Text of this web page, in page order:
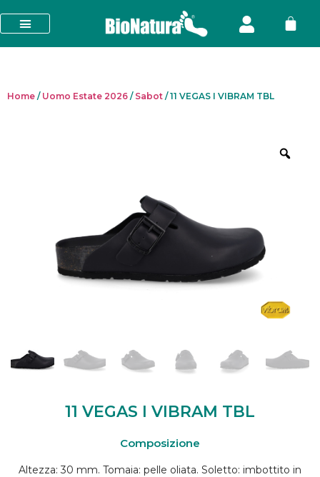
Home / Uomo Estate 2026 / Sabot / 11 VEGAS I VIBRAM TBL
11 VEGAS I VIBRAM TBL
Composizione
Altezza: 30 mm. Tomaia: pelle oliata. Soletto: imbottito in